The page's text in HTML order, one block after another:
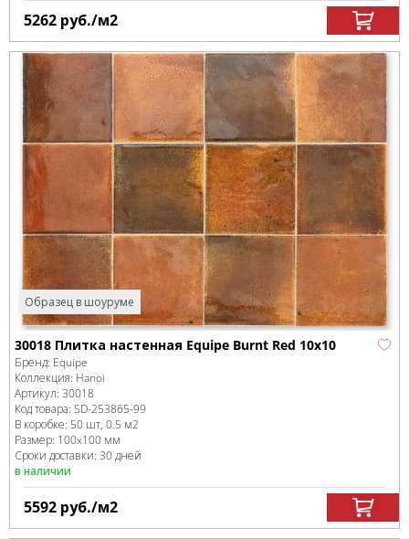
5262 руб./м2
Образец в шоуруме
30018 Плитка настенная Equipe Burnt Red 10х10
Бренд: Equipe
Коллекция: Hanoi
Артикул: 30018
Код товара: SD-253865-99
В коробке: 50 шт, 0.5 м2
Размер: 100x100 мм
Сроки доставки: 30 дней
в наличии
5592 руб./м2